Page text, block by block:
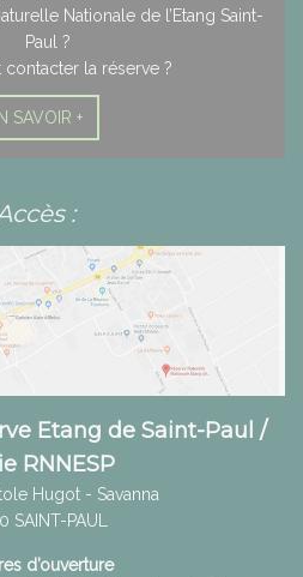
Nationale de l’Etang Saint-
Paul ?
la réserve ?
SAVOIR +
:
Etang de Saint-Paul /
RNNESP
Hugot - Savanna
SAINT-PAUL
d’ouverture